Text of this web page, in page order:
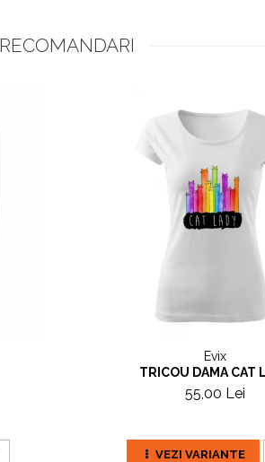
RECOMANDARI
Evix
TRICOU DAMA CAT
55,00 Lei
VEZI VARIANTE